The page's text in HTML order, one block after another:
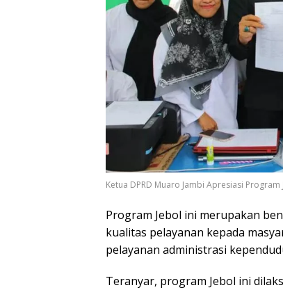
Ketua DPRD Muaro Jambi Apresiasi
Program Jebol ini merupakan
kualitas pelayanan kepada
pelayanan administrasi
Teranyar, program Jebol ini